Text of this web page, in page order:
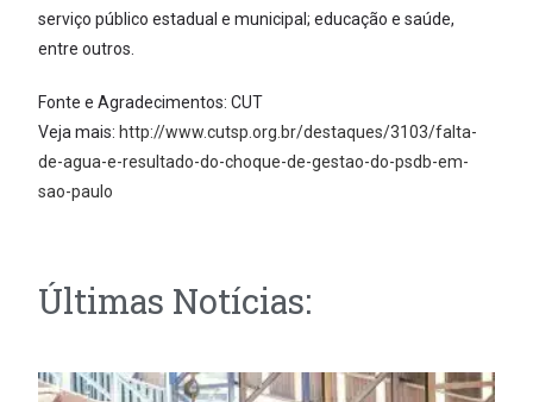
serviço público estadual e municipal; educação e saúde,
entre outros.
Fonte e Agradecimentos: CUT
Veja mais: http://www.cutsp.org.br/destaques/3103/falta-
de-agua-e-resultado-do-choque-de-gestao-do-psdb-em-
sao-paulo
Últimas Notícias: